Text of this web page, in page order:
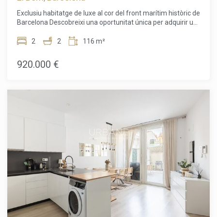
d'agència ni despeses relacionades amb la hipoteca (si
escau).
Exclusiu habitatge de luxe al cor del front marítim històric de
Barcelona Descobreixi una oportunitat única per adquirir un
les ubicacions més prestigioses del front marítim de
Ciutat Vella, aquest elegant apartament de 116 m² combina
a la perfecció l'encant arquitectònic atemporal amb un
reformat amb materials i acabats d'alta qualitat, preservant
acuradament el seu caràcter original. Els seus sostres
originals amb detalls ornamentals aporten elegància i
personalitat, integrant-se harmoniosament amb els
exclusiu, l'apartament ofereix una àmplia i lluminosa zona
d'estar amb cuina de concepte obert, perfecta tant per al
dia a dia com per rebre convidats. L'habitatge es ven
completament moblat, llest per entrar-hi a viure des del
dos elegants banys, oferint comoditat, privacitat i
funcionalitat. Els seus balcons amb vistes a la Plaça
d'Antonio López permeten gaudir de l'ambient vibrant d'una
2 2 116 m²
920.000 €